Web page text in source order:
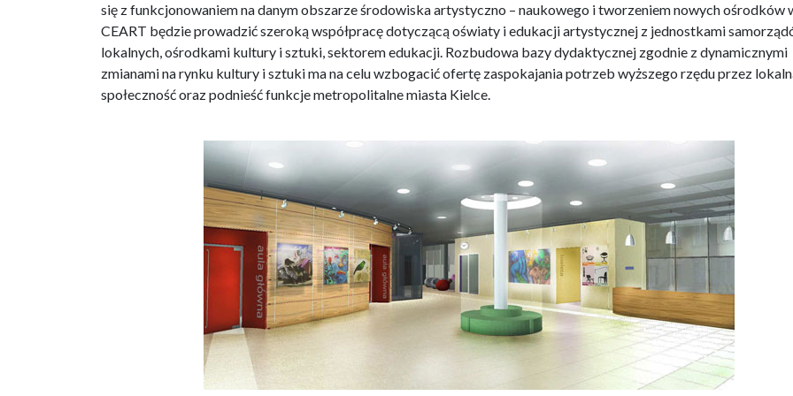
się z funkcjonowaniem na danym obszarze środowiska artystyczno – naukowego i tworzeniem nowych ośrodków
CEART będzie prowadzić szeroką współpracę dotyczącą oświaty i edukacji artystycznej z jednostkami
lokalnych, ośrodkami kultury i sztuki, sektorem edukacji. Rozbudowa bazy dydaktycznej zgodnie z dynamicznymi
zmianami na rynku kultury i sztuki ma na celu wzbogacić ofertę zaspokajania potrzeb wyższego rzędu przez
społeczność oraz podnieść funkcje metropolitalne miasta Kielce.